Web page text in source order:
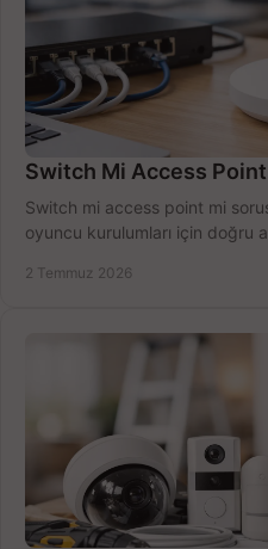
Switch Mi Access Point
Switch mi access point mi
oyuncu kurulumları için doğru
2 Temmuz 2026